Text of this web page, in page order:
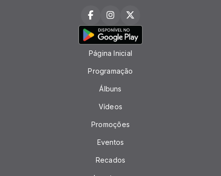
Página Inicial
Programação
Álbuns
Vídeos
Promoções
Eventos
Recados